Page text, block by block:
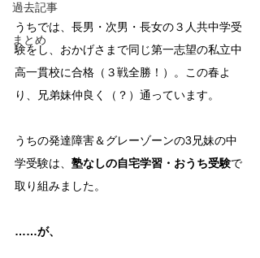
過去記事
まとめ
うちでは、長男・次男・長女の３人共中学受
験をし、おかげさまで同じ第一志望の私立中
高一貫校に合格（３戦全勝！）。この春よ
り、兄弟妹仲良く（？）通っています。
うちの発達障害＆グレーゾーンの3兄妹の中
学受験は、 塾なしの自宅学習・おうち受験で
取り組みました。
……が、